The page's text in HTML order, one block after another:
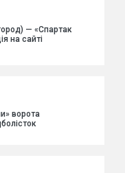
— «Спартак
на сайті
ворота